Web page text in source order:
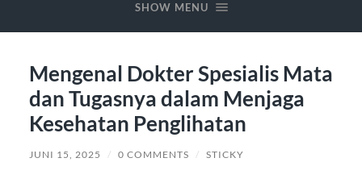
SHOW MENU
Mengenal Dokter Spesialis Mata
dan Tugasnya dalam Menjaga
Kesehatan Penglihatan
JUNI 15, 2025 / 0 COMMENTS / STICKY